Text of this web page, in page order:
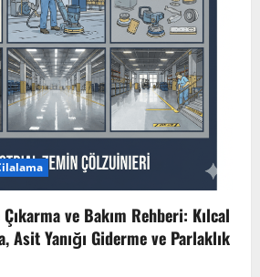
ve Bakım Rehberi: Kılcal
Asit Yanığı Giderme ve Parlaklık